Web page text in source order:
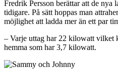
Fredrik Persson berättar att de nya
tidigare. På sätt hoppas man
möjlighet att ladda mer än ett par
‒ Varje uttag har 22 kilowatt vilket
hemma som har 3,7 kilowatt.